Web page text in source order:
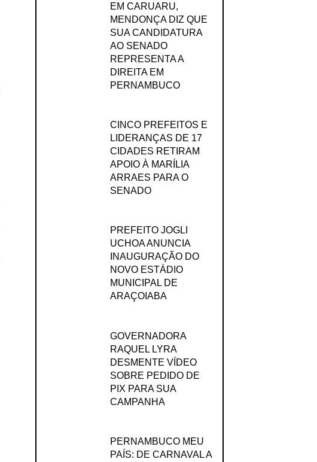
EM CARUARU,
MENDONÇA DIZ QUE
SUA CANDIDATURA
AO SENADO
REPRESENTA A
DIREITA EM
PERNAMBUCO
CINCO PREFEITOS E
LIDERANÇAS DE 17
CIDADES RETIRAM
APOIO À MARÍLIA
ARRAES PARA O
SENADO
PREFEITO JOGLI
UCHOA ANUNCIA
INAUGURAÇÃO DO
NOVO ESTÁDIO
MUNICIPAL DE
ARAÇOIABA
GOVERNADORA
RAQUEL LYRA
DESMENTE VÍDEO
SOBRE PEDIDO DE
PIX PARA SUA
CAMPANHA
PERNAMBUCO MEU
PAÍS: DE CARNAVAL A